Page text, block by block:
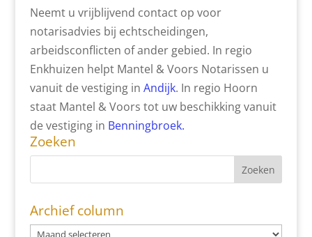
Neemt u vrijblijvend contact op voor
notarisadvies bij echtscheidingen,
arbeidsconflicten of ander gebied. In regio
Enkhuizen helpt Mantel & Voors Notarissen u
vanuit de vestiging in Andijk. In regio Hoorn
staat Mantel & Voors tot uw beschikking vanuit
de vestiging in Benningbroek.
Zoeken
Archief column